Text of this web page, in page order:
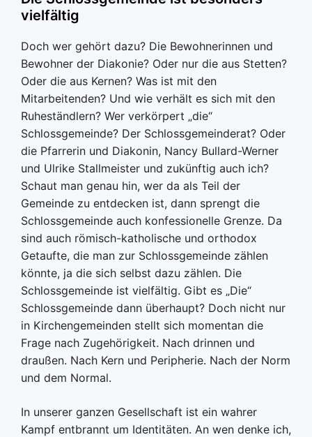
vielfältig
Doch wer gehört dazu? Die Bewohnerinnen und
Bewohner der Diakonie? Oder nur die aus Stetten?
Oder die aus Kernen? Was ist mit den
Mitarbeitenden? Und wie verhält es sich mit den
Ruheständlern? Wer verkörpert „die“
Schlossgemeinde? Der Schlossgemeinderat? Oder
die Pfarrerin und Diakonin, Nancy Bullard-Werner
und Ulrike Stallmeister und zukünftig auch ich?
Schaut man genau hin, wer da als Teil der
Gemeinde zu entdecken ist, dann sprengt die
Schlossgemeinde auch konfessionelle Grenze. Da
sind auch römisch-katholische und orthodox
Getaufte, die man zur Schlossgemeinde zählen
könnte, ja die sich selbst dazu zählen. Die
Schlossgemeinde ist vielfältig. Gibt es „Die“
Schlossgemeinde dann überhaupt? Doch nicht nur
in Kirchengemeinden stellt sich momentan die
Frage nach Zugehörigkeit. Nach drinnen und
draußen. Nach Kern und Peripherie. Nach der Norm
und dem Normal.
In unserer ganzen Gesellschaft ist ein wahrer
Kampf entbrannt um Identitäten. An wen denke ich,